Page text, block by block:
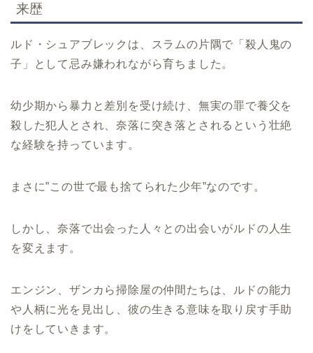
来歴
ルド・シュアブレックは、スラムの片隅で「殺人鬼の
子」として忌み嫌われながら育ちました。
幼少期から暴力と差別を受け続け、無実の罪で養父を
殺した犯人とされ、奈落に突き落とされるという壮絶
な経験を持っています。
まさに”この世で最も捨てられた少年”なのです。
しかし、奈落で出会った人々との出会いがルドの人生
を変えます。
エンジン、ザンカら掃除屋の仲間たちは、ルドの能力
や人柄に光を見出し、彼の生きる意味を取り戻す手助
けをしていきます。